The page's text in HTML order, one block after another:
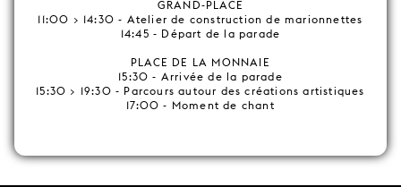
GRAND-PLACE
11:00 > 14:30 - Atelier de construction de marionnettes
14:45 - Départ de la parade
PLACE DE LA MONNAIE
15:30 - Arrivée de la parade
15:30 > 19:30 - Parcours autour des créations artistiques
17:00 - Moment de chant